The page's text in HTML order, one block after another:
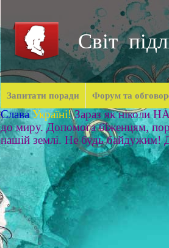
Світ
Запитати поради Форум та
Слава Україні! Зараз як ніколи
до миру. Допомога біженцям,
нашій землі. Не будь байдужим!